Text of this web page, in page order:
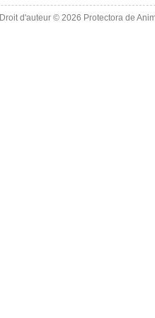
Droit d'auteur © 2026 Protectora de